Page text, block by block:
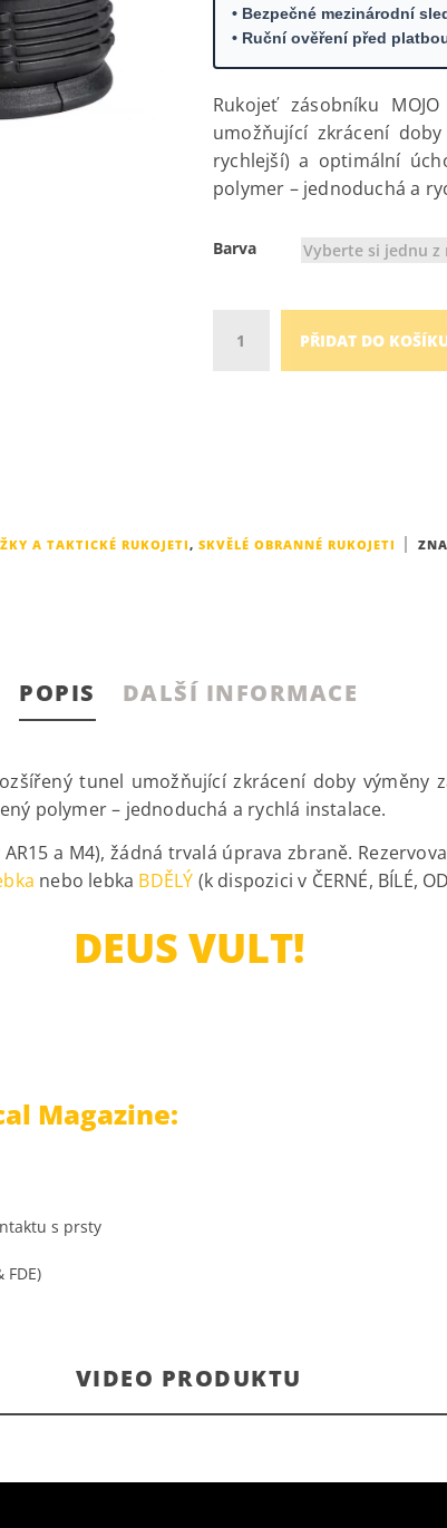
• Bezpečné mezinárodní
• Ruční ověření před
Rukojeť zásobníku
umožňující zkrácení
rychlejší) a optimální
polymer – jednoduchá a
Barva Vyberte si jednu z
PŘIDAT DO
A TAKTICKÉ RUKOJETI, SKVĚLÉ OBRANNÉ RUKOJETI
POPIS DALŠÍ INFORMACE
tunel umožňující zkrácení doby
polymer – jednoduchá a rychlá instalace.
a M4), žádná trvalá úprava zbraně.
nebo lebka BDĚLÝ (k dispozici v ČERNÉ, BÍLÉ,
DEUS VULT!
Magazine:
s prsty
FDE)
VIDEO PRODUKTU